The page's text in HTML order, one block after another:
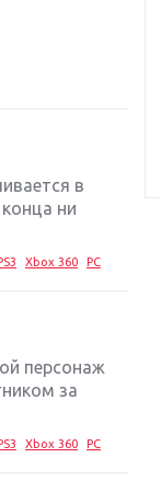
в
ни
Xbox 360 PC
персонаж
за
PS3 Xbox 360 PC